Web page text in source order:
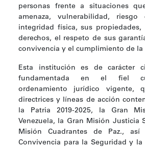
personas frente a situaciones
amenaza, vulnerabilidad,
integridad física, sus
derechos, el respeto de sus
convivencia y el cumplimiento de la
Esta institución es de carácter
fundamentada en el fiel
ordenamiento jurídico vigente,
directrices y líneas de acción
la Patria 2019-2025, la Gran
Venezuela, la Gran Misión Justicia
Misión Cuadrantes de Paz.,
Convivencia para la Seguridad y la